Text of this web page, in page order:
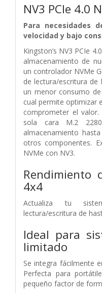
NV3 PCIe 4.0
Para necesidades
velocidad y bajo
Kingston’s NV3 PCIe
almacenamiento de
un controlador NVMe
de lectura/escritura de
un menor consumo
cual permite optimizar
comprometer el
sola cara M.2
almacenamiento
otros componentes.
NVMe con NV3.
Rendimiento
4x4
Actualiza tu
lectura/escritura de
Ideal para
limitado
Se integra fácilmente
Perfecta para
pequeño factor de